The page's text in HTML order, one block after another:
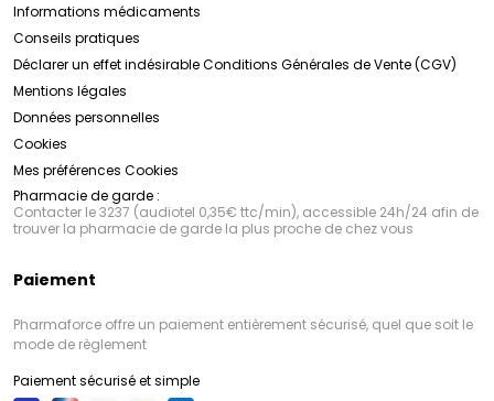
Informations médicaments
Conseils pratiques
Déclarer un effet indésirableConditions Générales de Vente (CGV)
Mentions légales
Données personnelles
Cookies
Mes préférences Cookies
Pharmacie de garde :
Contacter le 3237 (audiotel 0,35€ ttc/min), accessible 24h/24 afin de
trouver la pharmacie de garde la plus proche de chez vous
Paiement
Pharmaforce offre un paiement entièrement sécurisé, quel que soit le
mode de règlement
Paiement sécurisé et simple